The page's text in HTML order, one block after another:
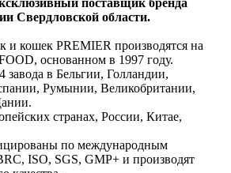
поставщик бренда
Свердловской области.
и кошек PREMIER производятся на
основанном в 1997 году.
завода в Бельгии, Голландии,
Румынии, Великобритании,
странах, России, Китае,
по международным
ISO, SGS, GMP+ и производят